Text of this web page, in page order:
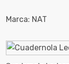
Marca: NAT